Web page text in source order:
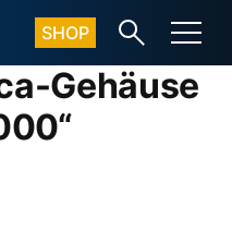
SHOP
Gehäuse